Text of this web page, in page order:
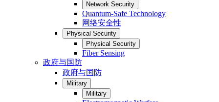
Network Security
Quantum-Safe Technology
网络安全性
Physical Security
Physical Security
Fiber Sensing
政府与国防
政府与国防
Military
Military